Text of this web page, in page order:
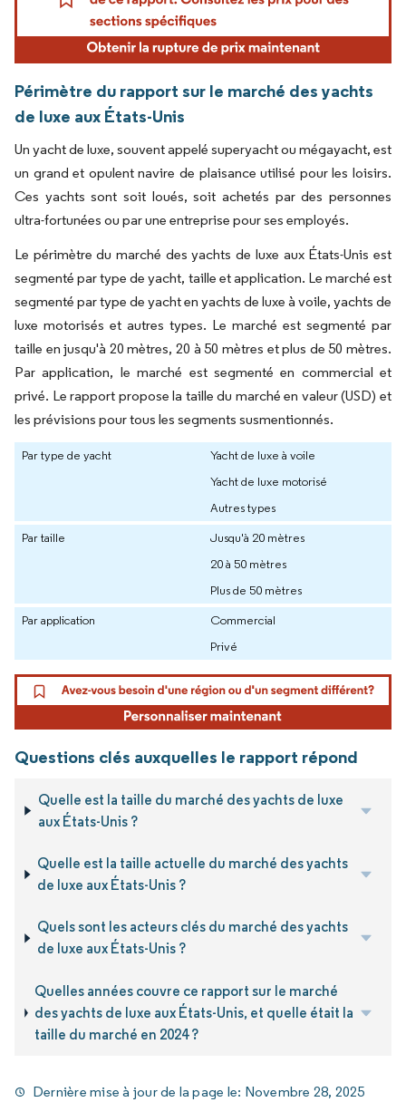
Périmètre du rapport sur le marché des yachts
de luxe aux États-Unis
Un yacht de luxe, souvent appelé superyacht ou mégayacht, est
un grand et opulent navire de plaisance utilisé pour les loisirs.
Ces yachts sont soit loués, soit achetés par des personnes
ultra-fortunées ou par une entreprise pour ses employés.
Le périmètre du marché des yachts de luxe aux États-Unis est
segmenté par type de yacht, taille et application. Le marché est
segmenté par type de yacht en yachts de luxe à voile, yachts de
luxe motorisés et autres types. Le marché est segmenté par
taille en jusqu'à 20 mètres, 20 à 50 mètres et plus de 50 mètres.
Par application, le marché est segmenté en commercial et
privé. Le rapport propose la taille du marché en valeur (USD) et
les prévisions pour tous les segments susmentionnés.
Par type de yacht
Yacht de luxe à voile
Yacht de luxe motorisé
Autres types
Par taille
Jusqu'à 20 mètres
20 à 50 mètres
Plus de 50 mètres
Par application
Commercial
Privé
Questions clés auxquelles le rapport répond
Quelle est la taille du marché des yachts de luxe
aux États-Unis ?
Quelle est la taille actuelle du marché des yachts
de luxe aux États-Unis ?
Quels sont les acteurs clés du marché des yachts
de luxe aux États-Unis ?
Quelles années couvre ce rapport sur le marché
des yachts de luxe aux États-Unis, et quelle était la
taille du marché en 2024 ?
Dernière mise à jour de la page le: Novembre 28, 2025